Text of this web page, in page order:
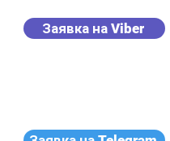
Заявка на Viber